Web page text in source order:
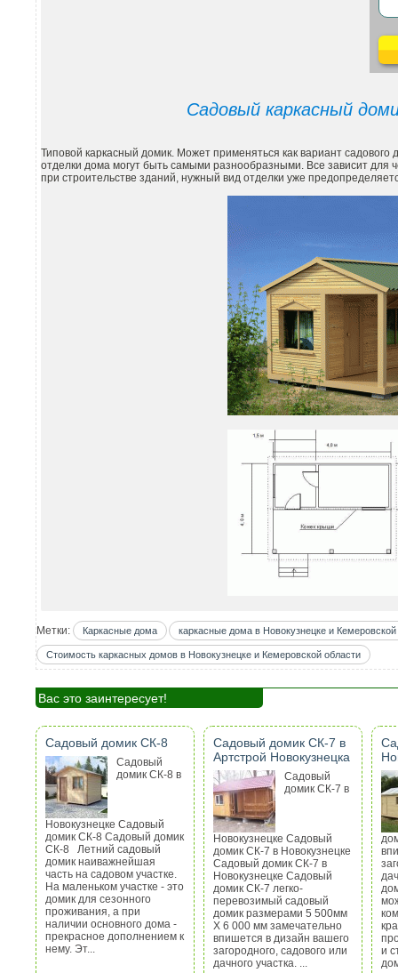
Садовый каркасный
Типовой каркасный домик. Может применяться как вариант
отделки дома могут быть самыми разнообразными. Все зависит для
при строительстве зданий, нужный вид отделки уже
Метки: Каркасные дома каркасные дома в Новокузнецке и Кемеровской
Стоимость каркасных домов в Новокузнецке и Кемеровской области
Вас это заинтересует!
Садовый домик СК-8
Садовый
домик СК-8 в
Новокузнецке Садовый
домик СК-8 Садовый домик
СК-8 Летний садовый
домик наиважнейшая
часть на садовом участке.
На маленьком участке - это
домик для сезонного
проживания, а при
наличии основного дома -
прекрасное дополнением к
нему. Эт...
Садовый домик СК-7 в
Артстрой Новокузнецка
Садовый
домик СК-7 в
Новокузнецке Садовый
домик СК-7 в Новокузнецке
Садовый домик СК-7 в
Новокузнецке Садовый
домик СК-7 легко-
перевозимый садовый
домик размерами 5 500мм
Х 6 000 мм замечательно
впишется в дизайн вашего
загородного, садового или
дачного участка. ...
и